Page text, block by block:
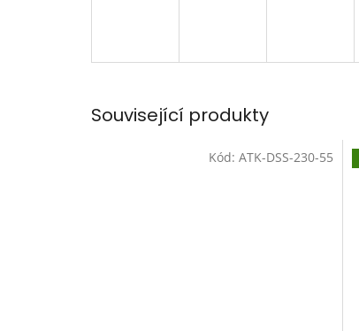
Související produkty
Kód: ATK-DSS-230-55